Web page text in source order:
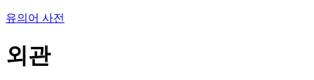
유의어 사전
외관